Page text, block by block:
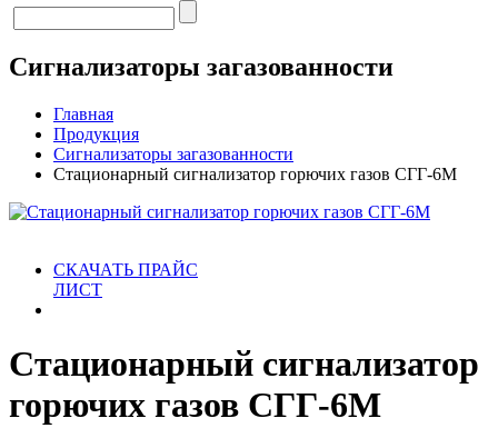
Сигнализаторы загазованности
Главная
Продукция
Сигнализаторы загазованности
Cтационарный сигнализатор горючих газов СГГ-6М
СКАЧАТЬ ПРАЙС
ЛИСТ
Cтационарный сигнализатор
горючих газов СГГ-6М